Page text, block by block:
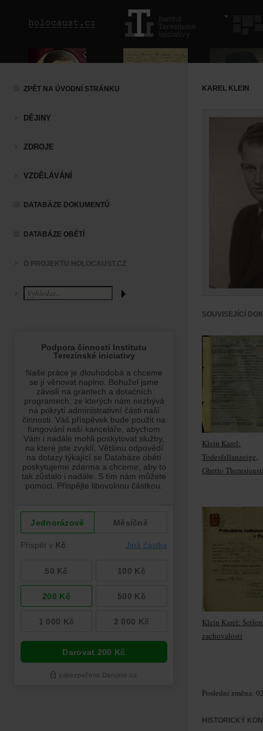
ZPĚT NA ÚVODNÍ STRÁNKU
DĚJINY
ZDROJE
VZDĚLÁVÁNÍ
DATABÁZE DOKUMENTŮ
DATABÁZE OBĚTÍ
O PROJEKTU HOLOCAUST.CZ
KAREL KLEIN
SOUVISEJÍCÍ
Klein Karel:
Todesfallanzeige,
Ghetto
Klein Karel:
zachovalosti
Poslední změna:
HISTORICKÝ